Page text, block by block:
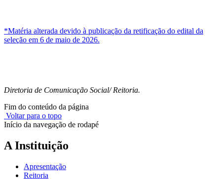
*Matéria alterada devido à publicação da retificação do edital da
seleção em 6 de maio de 2026.
Diretoria de Comunicação Social/ Reitoria.
Fim do conteúdo da página
Voltar para o topo
Início da navegação de rodapé
A Instituição
Apresentação
Reitoria